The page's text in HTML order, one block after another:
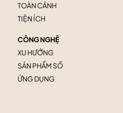
TOÀN CẢNH
TIỆN ÍCH
CÔNG NGHỆ
XU HƯỚNG
SẢN PHẨM SỐ
ỨNG DỤNG